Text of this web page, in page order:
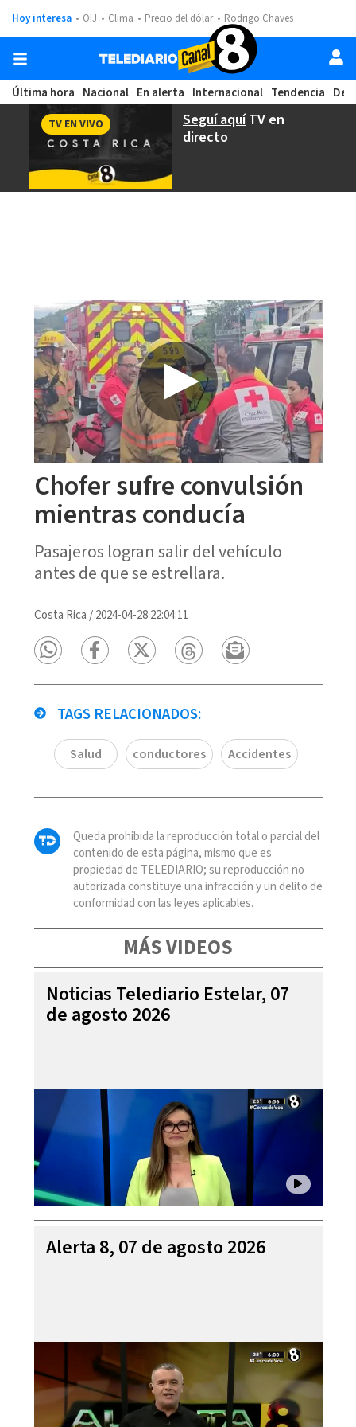
Hoy interesa OIJ Clima Precio del dólar Rodrigo Chaves
Última hora Nacional En alerta Internacional Tendencia
Seguí aquíTV en
directo
TV EN VIVO
Chofer sufre convulsión
mientras conducía
Pasajeros logran salir del vehículo
antes de que se estrellara.
Costa Rica /2024-04-28 22:04:11
TAGS RELACIONADOS:
Salud conductores Accidentes
Queda prohibida la reproducción total o parcial del
contenido de esta página, mismo que es
propiedad de TELEDIARIO; su reproducción no
autorizada constituye una infracción y un delito de
conformidad con las leyes aplicables.
MÁS VIDEOS
Noticias Telediario Estelar, 07
de agosto 2026
Alerta 8, 07 de agosto 2026